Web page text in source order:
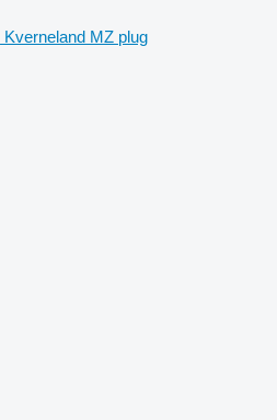
Kverneland MZ plug